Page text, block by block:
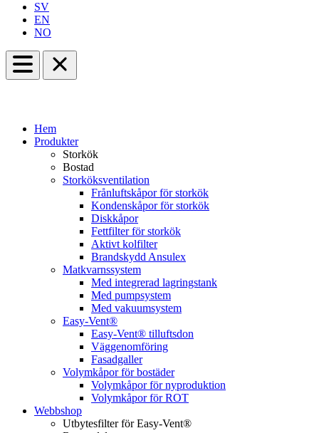
SV
EN
NO
Hem
Produkter
Storkök
Bostad
Storköksventilation
Frånluftskåpor för storkök
Kondenskåpor för storkök
Diskkåpor
Fettfilter för storkök
Aktivt kolfilter
Brandskydd Ansulex
Matkvarnssystem
Med integrerad lagringstank
Med pumpsystem
Med vakuumsystem
Easy-Vent®
Easy-Vent® tilluftsdon
Väggenomföring
Fasadgaller
Volymkåpor för bostäder
Volymkåpor för nyproduktion
Volymkåpor för ROT
Webbshop
Utbytesfilter för Easy-Vent®